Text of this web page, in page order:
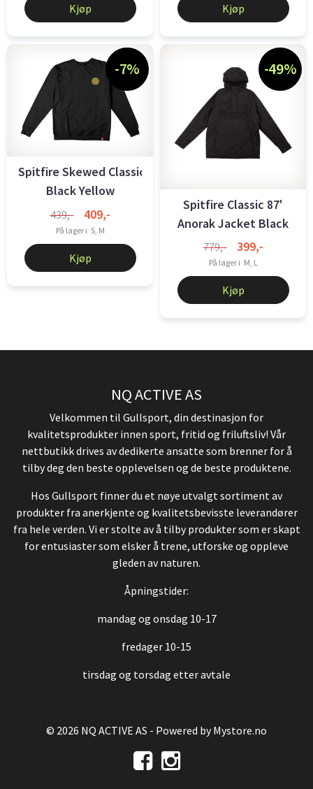
Kjøp Kjøp
-7%
Spitfire Skewed Classic Sweatshirt
Black Yellow
439,- 409,-
På lager i S, M
Kjøp
-49%
Spitfire Classic 87'
Anorak Jacket Black
779,- 399,-
På lager i M, L
Kjøp
NQ ACTIVE AS
Velkommen til Gullsport, din destinasjon for
kvalitetsprodukter innen sport, fritid og friluftsliv! Vår
nettbutikk drives av dedikerte ansatte som brenner for å
tilby deg den beste opplevelsen og de beste produktene.
Hos Gullsport finner du et nøye utvalgt sortiment av
produkter fra anerkjente og kvalitetsbevisste leverandører
fra hele verden. Vi er stolte av å tilby produkter som er skapt
for entusiaster som elsker å trene, utforske og oppleve
gleden av naturen.
Åpningstider:
mandag og onsdag 10-17
fredager 10-15
tirsdag og torsdag etter avtale
© 2026 NQ ACTIVE AS - Powered byMystore.no